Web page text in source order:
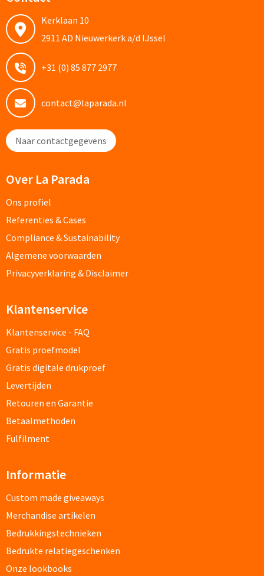
Alle schrijfwaren & pennen
Overige schrijfwaren
Potloden bedrukken
Markeerstiften bedrukken
Kinderschrijfwaren bedrukken
Waskrijtjes bedrukken
Notitieboekjes & Schrijfmappen
Notitieboekjes bedrukken
Notitieblokken bedrukken
Schrijfmappen bedrukken
Documentmappen bedrukken
Memo's
Memoblaadjes bedrukken
Memo sets bedrukken
Kubusblokken bedrukken
Custom made
Custom made notitieboekjes
Kerklaan 10
2911 AD Nieuwerkerk a/d IJssel
+31 (0) 85 877 2977
contact@laparada.nl
Naar contactgegevens
Over La Parada
Ons profiel
Referenties & Cases
Compliance & Sustainability
Algemene voorwaarden
Privacyverklaring & Disclaimer
Klantenservice
Klantenservice - FAQ
Gratis proefmodel
Gratis digitale drukproef
Levertijden
Retouren en Garantie
Betaalmethoden
Fulfilment
Informatie
Custom made giveaways
Merchandise artikelen
Bedrukkingstechnieken
Bedrukte relatiegeschenken
Onze lookbooks